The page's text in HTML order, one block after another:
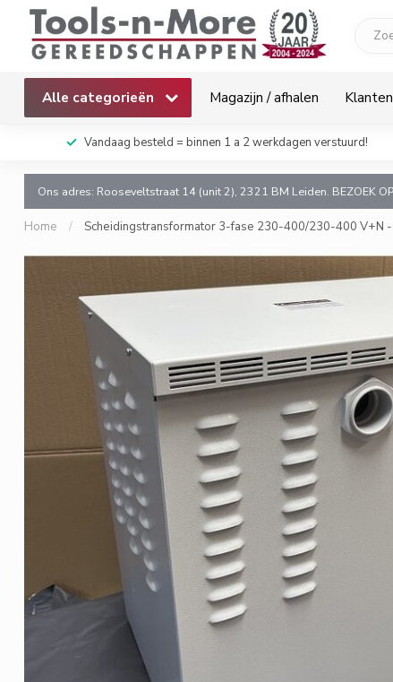
Alle categorieën Magazijn / afhalen
Vandaag besteld = binnen 1 a 2 werkdagen verstuurd!
Ons adres: Rooseveltstraat 14 (unit 2), 2321 BM Leiden. BEZOEK
Home / Scheidingstransformator 3-fase 230-400/230-400 V+N -